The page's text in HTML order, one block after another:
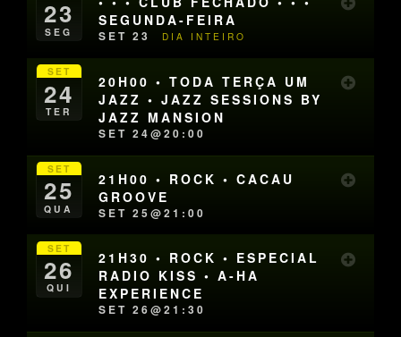
23
SEG
SEGUNDA-FEIRA
SET 23 DIA INTEIRO
SET
24
TER
20H00 • TODA TERÇA UM
JAZZ • JAZZ SESSIONS BY
JAZZ MANSION
SET 24@20:00
SET
25
QUA
21H00 • ROCK • CACAU
GROOVE
SET 25@21:00
SET
26
QUI
21H30 • ROCK • ESPECIAL
RADIO KISS • A-HA
EXPERIENCE
SET 26@21:30